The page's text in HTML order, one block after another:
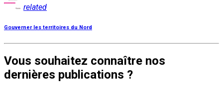
related
Gouverner les territoires du Nord
Vous souhaitez connaître nos
dernières publications ?